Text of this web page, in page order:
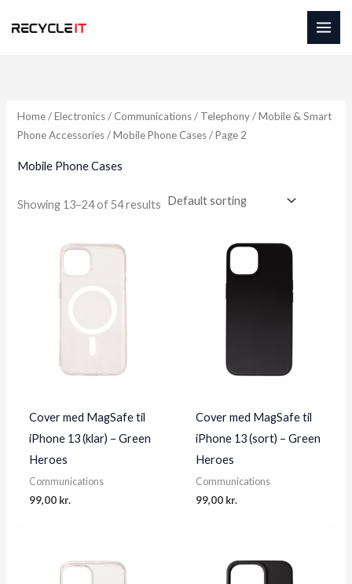
Home/Electronics/ Communications/ Telephony/Mobile & Smart
Phone Accessories/Mobile Phone Cases/ Page 2
Mobile Phone Cases
Showing 13–24 of 54 results
Cover med MagSafe til
iPhone 13 (klar) – Green
Heroes
Communications
99,00 kr.
Cover med MagSafe til
iPhone 13 (sort) – Green
Heroes
Communications
99,00 kr.